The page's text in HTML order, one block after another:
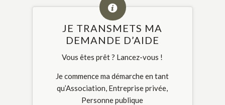
JE TRANSMETS MA
DEMANDE D’AIDE
Vous êtes prêt ? Lancez-vous !
Je commence ma démarche en tant
qu’Association, Entreprise privée,
Personne publique